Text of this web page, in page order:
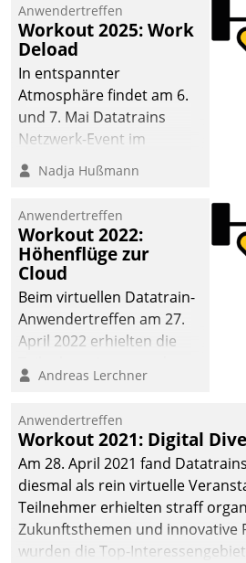
Anwendertreffen
Workout 2025: Work
Deload
In entspannter
Atmosphäre findet am 6.
und 7. Mai Datatrains
Netzwerk-Event im
Kunden- und Partnerkreis
statt. Zentrale Frage: Wie
Mammutprojekte
meistern und Workloads
wuppen – bei zunehmend
anspruchsvollen
Aufgaben und
abnehmendem
Nadja Hußmann
Anwendertreffen
Workout 2022:
Höhenflüge zur
Cloud
Beim virtuellen Datatrain-
Anwendertreffen am 27.
April 2022 erhielten die
Teilnehmer kurzweilige
Cloud-Strategien und -
Lösungen mit hohem
Zukunftspotenzial.
Andreas Lerchner
Anwendertreffen
Workout 2021: Digital
Am 28. April 2021 fand
diesmal als rein virtuelle
Teilnehmer erhielten straff
Zukunftsthemen und innovative
wurden die Top-